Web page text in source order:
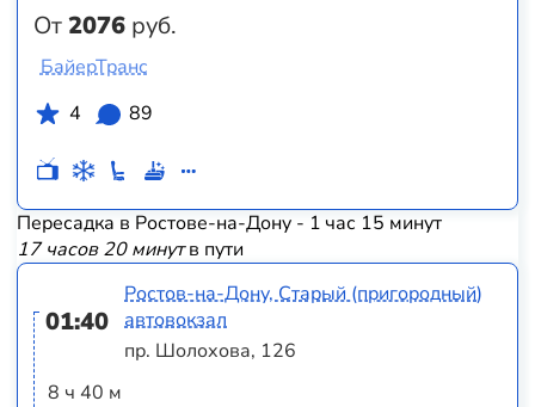
От2076 руб.
БайерТранс
4
89
Пересадка в Ростове-на-Дону - 1 час 15 минут
17 часов 20 минутв пути
01:40
8 ч 40 м
Ростов-на-Дону, Старый (пригородный)
автовокзал
пр. Шолохова, 126